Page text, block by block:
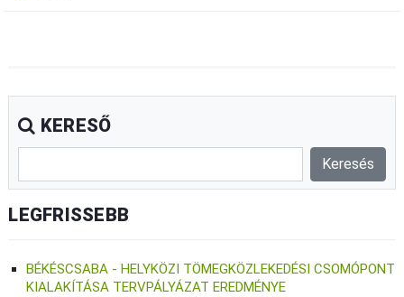
KERESŐ
LEGFRISSEBB
BÉKÉSCSABA - HELYKÖZI TÖMEGKÖZLEKEDÉSI CSOMÓPONT
KIALAKÍTÁSA TERVPÁLYÁZAT EREDMÉNYE